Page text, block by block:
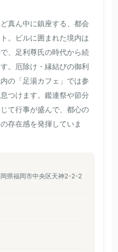
真ん中に鎮座する、都会
。ビルに囲まれた境内は
、足利尊氏の時代から続
。厄除け・縁結びの御利
の「足湯カフェ」では参
つけます。鑑連祭や節分
て行事が盛んで、都心の
存在感を発揮していま
県福岡市中央区天神2-2-2